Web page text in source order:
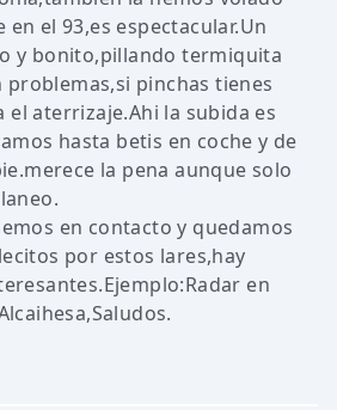
en el 93,es espectacular.Un
y bonito,pillando termiquita
problemas,si pinchas tienes
el aterrizaje.Ahi la subida es
hasta betis en coche y de
la pena aunque solo
en contacto y quedamos
por estos lares,hay
en